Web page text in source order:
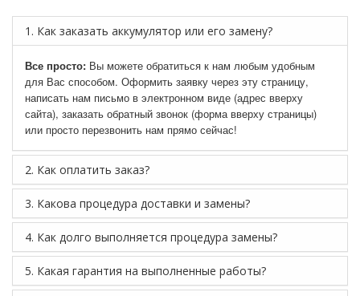
1. Как заказать аккумулятор или его замену?
Все просто: Вы можете обратиться к нам любым удобным
для Вас способом. Оформить заявку через эту страницу,
написать нам письмо в электронном виде (адрес вверху
сайта), заказать обратный звонок (форма вверху страницы)
или просто перезвонить нам прямо сейчас!
2. Как оплатить заказ?
3. Какова процедура доставки и замены?
4. Как долго выполняется процедура замены?
5. Какая гарантия на выполненные работы?